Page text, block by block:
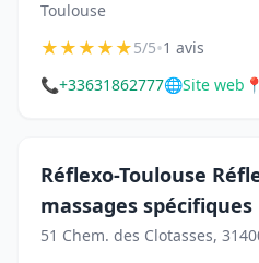
Toulouse
★★★★★5/5•1 avis
📞+33631862777🌐Site web 📍
Réflexo-Toulouse
massages spécifiques
51 Chem. des Clotasses,